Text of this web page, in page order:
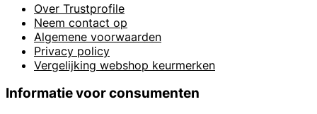
Over Trustprofile
Neem contact op
Algemene voorwaarden
Privacy policy
Vergelijking webshop keurmerken
Informatie voor consumenten